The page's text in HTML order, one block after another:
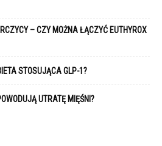
– CZY MOŻNA ŁĄCZYĆ EUTHYROX
STOSUJĄCA GLP-1?
UTRATĘ MIĘŚNI?